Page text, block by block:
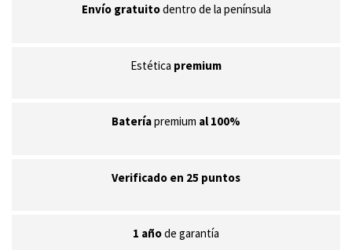
Envío gratuitodentro de la península
Estética premium
Bateríapremium al 100%
Verificado en 25 puntos
1 añode garantía